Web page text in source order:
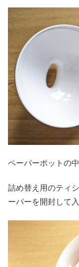
ペーパーポットの
詰め替え用のティ
ーパーを開封して